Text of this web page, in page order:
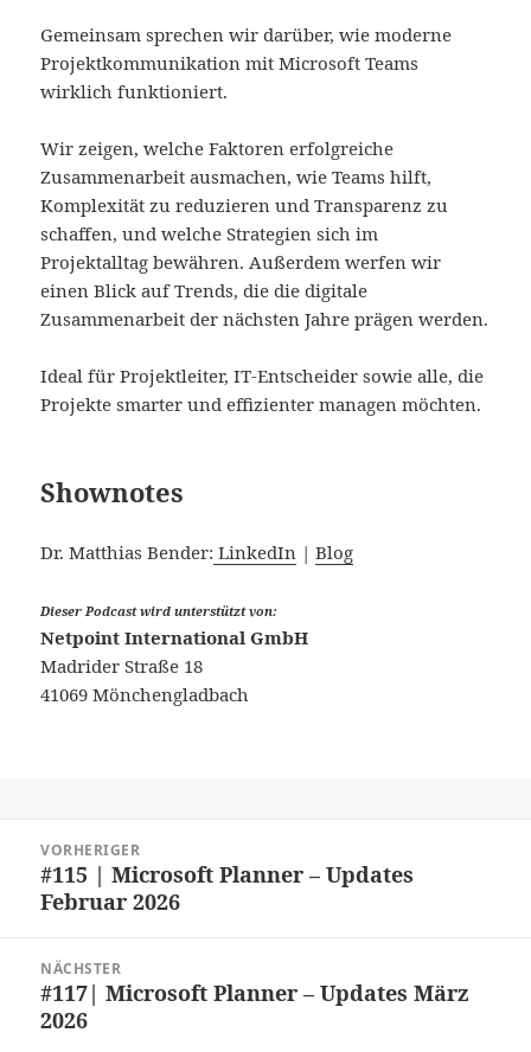
Gemeinsam sprechen wir darüber, wie moderne
Projektkommunikation mit Microsoft Teams
wirklich funktioniert.
Wir zeigen, welche Faktoren erfolgreiche
Zusammenarbeit ausmachen, wie Teams hilft,
Komplexität zu reduzieren und Transparenz zu
schaffen, und welche Strategien sich im
Projektalltag bewähren. Außerdem werfen wir
einen Blick auf Trends, die die digitale
Zusammenarbeit der nächsten Jahre prägen werden.
Ideal für Projektleiter, IT‑Entscheider sowie alle, die
Projekte smarter und effizienter managen möchten.
Shownotes
Dr. Matthias Bender: LinkedIn |Blog
Dieser Podcast wird unterstützt von:
Netpoint International GmbH
Madrider Straße 18
41069 Mönchengladbach
VORHERIGER
Vorheriger
Beitrag:
#115 | Microsoft Planner – Updates
Februar 2026
NÄCHSTER
Nächster
Beitrag:
#117| Microsoft Planner – Updates März
2026